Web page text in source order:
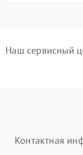
Наш сервисный
Контактная